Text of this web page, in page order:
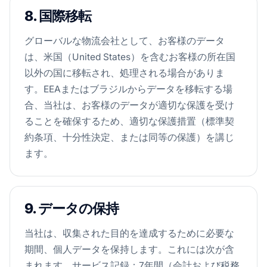
8. 国際移転
グローバルな物流会社として、お客様のデータ
は、米国（United States）を含むお客様の所在国
以外の国に移転され、処理される場合がありま
す。EEAまたはブラジルからデータを移転する場
合、当社は、お客様のデータが適切な保護を受け
ることを確保するため、適切な保護措置（標準契
約条項、十分性決定、または同等の保護）を講じ
ます。
9. データの保持
当社は、収集された目的を達成するために必要な
期間、個人データを保持します。これには次が含